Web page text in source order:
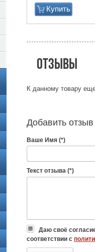
Купить
Отзывы
К данному товару
Добавить отзыв
Ваше Имя (*)
Текст отзыва (*)
Даю своё
соответствии с